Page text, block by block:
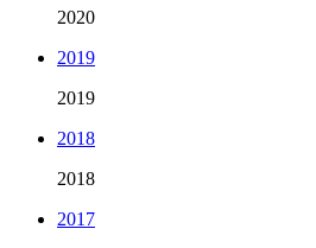
2020
2019
2019
2018
2018
2017